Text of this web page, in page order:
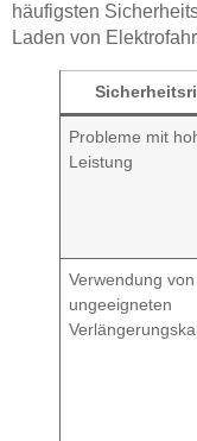
häufigsten
Laden von
Probleme mit
Leistung
Verwendung von
ungeeigneten